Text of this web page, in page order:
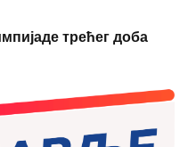
трећег доба